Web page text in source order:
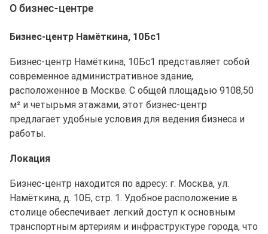
О бизнес-центре
Бизнес-центр Намёткина, 10Бс1
Бизнес-центр Намёткина, 10Бс1 представляет собой
современное административное здание,
расположенное в Москве. С общей площадью 9108,50
м² и четырьмя этажами, этот бизнес-центр
предлагает удобные условия для ведения бизнеса и
работы.
Локация
Бизнес-центр находится по адресу: г. Москва, ул.
Намёткина, д. 10Б, стр. 1. Удобное расположение в
столице обеспечивает легкий доступ к основным
транспортным артериям и инфраструктуре города, что